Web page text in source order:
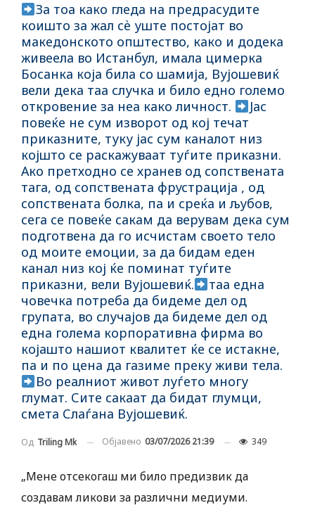
За тоа како гледа на предрасудите
коишто за жал сѐ уште постојат во
македонското општество, како и додека
живеела во Истанбул, имала цимерка
Босанка која била со шамија, Вујошевиќ
вели дека таа случка и било едно големо
откровение за неа како личност.
Јас
повеќе не сум изворот од кој течат
приказните, туку јас сум каналот низ
којшто се раскажуваат туѓите приказни.
Ако претходно се хранев од сопствената
тага, од сопствената фрустрација , од
сопствената болка, па и среќа и љубов,
сега се повеќе сакам да верувам дека сум
подготвена да го исчистам своето тело
од моите емоции, за да бидам еден
канал низ кој ќе поминат туѓите
приказни, вели Вујошевиќ.
таа една
човечка потреба да бидеме дел од
групата, во случајов да бидеме дел од
една голема корпоративна фирма во
којашто нашиот квалитет ќе се истакне,
па и по цена да газиме преку живи тела.
Во реалниот живот луѓето многу
глумат. Сите сакаат да бидат глумци,
смета Слаѓана Вујошевиќ.
Од Triling Mk Објавено 03/07/2026 21:39 349
„Мене отсекогаш ми било предизвик да
создавам ликови за различни медиуми.